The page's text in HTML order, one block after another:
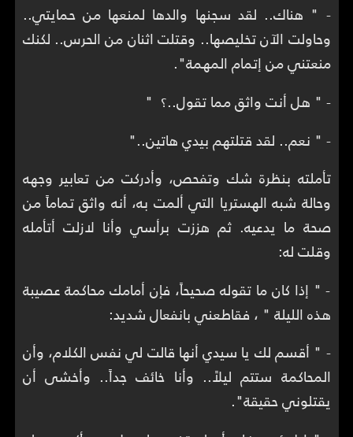
- " هناك.. لقد سجنها والدها لمنعها من حمايتي..
وحاولت الآن تخليصها.. وقتلت اثنان من الحرس.. لكنك
منعتني من إتمام المهمة".
- " هل أنت واثق مما تقول..؟ "
- " نعم.. لقد قتلتهم بيدي هاتين.."
تأملته بنظرة شك وتفحص، وأدركت من تعابير وجهه
وحالة شبه الهستريا التي ألمت به، أنه واثق تماماً من
صحة ما يدعيه. ثم هززت برأسي وأنا لازلت أتأمله
وقلت له:
- " إذا كان ما تقوله صحيحاً، فإن أمامك محاكمة عصيبة
هذه الليلة " ، فقاطعني بانفعال شديد:
- " أقسم لك يا سيدي أنها قالت لي نفس الكلام، وأن
المحاكمة ستتم ليلاً.. وأنا خائف جداً.. وأخشى أن
يقتلوني حقيقة".